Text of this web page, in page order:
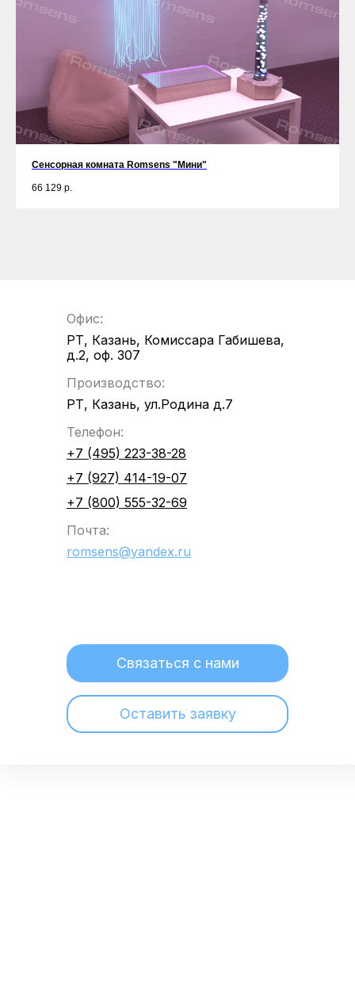
Сенсорная комната Romsens "Мини"
66 129 р.
Офис:
РТ, Казань, Комиссара Габишева,
д.2, оф. 307
Производство:
РТ, Казань, ул.Родина д.7
Телефон:
+7 (495) 223-38-28
+7 (927) 414-19-07
+7 (800) 555-32-69
Почта:
romsens@yandex.ru
Связаться с нами
Оставить заявку